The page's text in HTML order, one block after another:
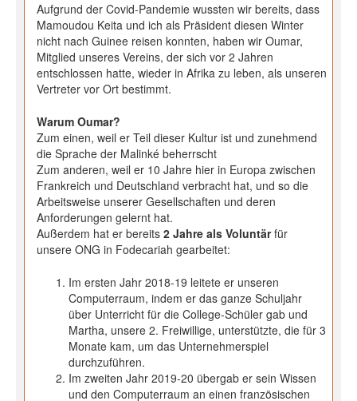
Aufgrund der Covid-Pandemie wussten wir bereits, dass
Mamoudou Keita und ich als Präsident diesen Winter
nicht nach Guinee reisen konnten, haben wir Oumar,
Mitglied unseres Vereins, der sich vor 2 Jahren
entschlossen hatte, wieder in Afrika zu leben, als unseren
Vertreter vor Ort bestimmt.
Warum Oumar?
Zum einen, weil er Teil dieser Kultur ist und zunehmend
die Sprache der Malinké beherrscht
Zum anderen, weil er 10 Jahre hier in Europa zwischen
Frankreich und Deutschland verbracht hat, und so die
Arbeitsweise unserer Gesellschaften und deren
Anforderungen gelernt hat.
Außerdem hat er bereits 2 Jahre als Voluntärfür
unsere ONG in Fodecariah gearbeitet:
Im ersten Jahr 2018-19 leitete er unseren
Computerraum, indem er das ganze Schuljahr
über Unterricht für die College-Schüler gab und
Martha, unsere 2. Freiwillige, unterstützte, die für 3
Monate kam, um das Unternehmerspiel
durchzuführen.
Im zweiten Jahr 2019-20 übergab er sein Wissen
und den Computerraum an einen französischen